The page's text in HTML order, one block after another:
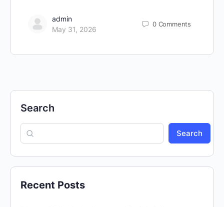
admin
May 31, 2026
0 Comments
Search
Search
Recent Posts